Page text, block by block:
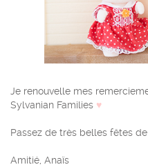
Je renouvelle mes
Sylvanian Families ♥
Passez de très belles fêtes
Amitié, Anaïs